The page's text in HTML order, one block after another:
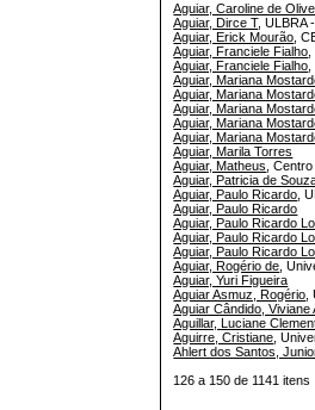
Aguiar, Caroline de
Aguiar, Dirce T, ULBRA
Aguiar, Erick Mourão ,
Aguiar, Franciele Fialho
Aguiar, Franciele Fialho
Aguiar, Mariana
Aguiar, Mariana
Aguiar, Mariana
Aguiar, Mariana
Aguiar, Mariana
Aguiar, Marila Torres
Aguiar, Matheus ,
Aguiar, Patricia de
Aguiar, Paulo Ricardo ,
Aguiar, Paulo Ricardo
Aguiar, Paulo Ricardo
Aguiar, Paulo Ricardo
Aguiar, Paulo Ricardo
Aguiar, Rogério de ,
Aguiar, Yuri Figueira
Aguiar Asmuz, Rogério
Aguiar Cândido, Viviane
Aguillar, Luciane
Aguirre, Cristiane ,
Ahlert dos Santos,
126 a 150 de 1141